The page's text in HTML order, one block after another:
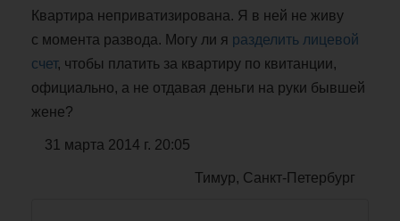
Квартира неприватизирована. Я в ней не живу
с момента развода. Могу ли я разделить лицевой
счет, чтобы платить за квартиру по квитанции,
официально, а не отдавая деньги на руки бывшей
жене?
31 марта 2014 г. 20:05
Тимур, Санкт-Петербург